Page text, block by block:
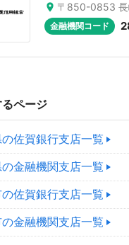
〒850-0853 長
金融機関コード
ページ
佐賀銀行支店一覧
金融機関支店一覧
佐賀銀行支店一覧
金融機関支店一覧